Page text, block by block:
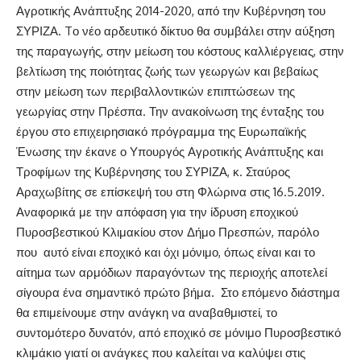
Αγροτικής Ανάπτυξης 2014-2020, από την Κυβέρνηση του
ΣΥΡΙΖΑ. Tο νέο αρδευτικό δίκτυο θα συμβάλει στην αύξηση
της παραγωγής, στην μείωση του κόστους καλλιέργειας, στην
βελτίωση της ποιότητας ζωής των γεωργών και βεβαίως
στην μείωση των περιβαλλοντικών επιπτώσεων της
γεωργίας στην Πρέσπα. Την ανακοίνωση της ένταξης του
έργου στο επιχειρησιακό πρόγραμμα της Ευρωπαϊκής
Ένωσης την έκανε ο Υπουργός Αγροτικής Ανάπτυξης και
Τροφίμων της Κυβέρνησης του ΣΥΡΙΖΑ, κ. Σταύρος
Αραχωβίτης σε επίσκεψή του στη Φλώρινα στις 16.5.2019.
Αναφορικά με την απόφαση για την ίδρυση εποχικού
Πυροσβεστικού Κλιμακίου στον Δήμο Πρεσπών, παρόλο
που αυτό είναι εποχικό και όχι μόνιμο, όπως είναι και το
αίτημα των αρμόδιων παραγόντων της περιοχής αποτελεί
σίγουρα ένα σημαντικό πρώτο βήμα. Στο επόμενο διάστημα
θα επιμείνουμε στην ανάγκη να αναβαθμιστεί, το
συντομότερο δυνατόν, από εποχικό σε μόνιμο Πυροσβεστικό
κλιμάκιο γιατί οι ανάγκες που καλείται να καλύψει στις